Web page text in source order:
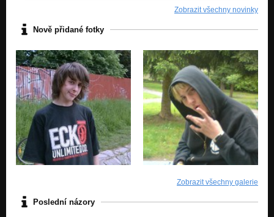
Zobrazit všechny novinky
Nově přidané fotky
Zobrazit všechny galerie
Poslední názory